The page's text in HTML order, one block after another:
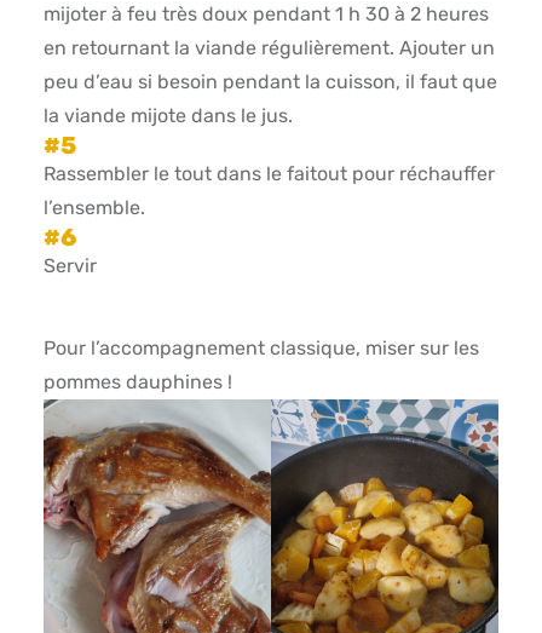
mijoter à feu très doux pendant 1 h 30 à 2 heures
en retournant la viande régulièrement. Ajouter un
peu d’eau si besoin pendant la cuisson, il faut que
la viande mijote dans le jus.
Rassembler le tout dans le faitout pour réchauffer
l’ensemble.
Servir
Pour l’accompagnement classique, miser sur les
pommes dauphines !